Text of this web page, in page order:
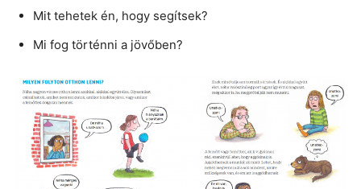
Mit tehetek én, hogy segítsek?
Mi fog történni a jövőben?